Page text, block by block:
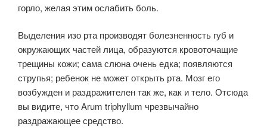
горло, желая этим ослабить боль.
Выделения изо рта производят болезненность губ и
окружающих частей лица, образуются кровоточащие
трещины кожи; сама слюна очень едка; появляются
струпья; ребенок не может открыть рта. Мозг его
возбужден и раздражителен так же, как и тело. Отсюда
вы видите, что Arum triphyllum чрезвычайно
раздражающее средство.